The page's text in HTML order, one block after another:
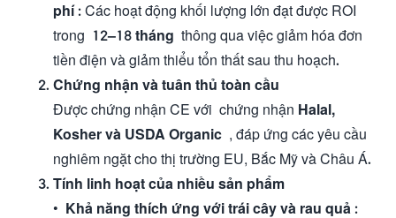
phí: Các hoạt động khối lượng lớn đạt được ROI
trong 12–18 tháng thông qua việc giảm hóa đơn
tiền điện và giảm thiểu tổn thất sau thu hoạch.
Chứng nhận và tuân thủ toàn cầu
Được chứng nhận CE với chứng nhận Halal,
Kosher và USDA Organic , đáp ứng các yêu cầu
nghiêm ngặt cho thị trường EU, Bắc Mỹ và Châu Á.
Tính linh hoạt của nhiều sản phẩm
• Khả năng thích ứng với trái cây và rau quả :